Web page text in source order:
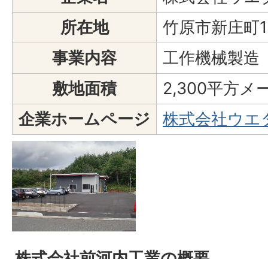
所在地
竹原市新庄町
事業内容
工作機械製造
敷地面積
2,300平方メ
企業ホームページ
株式会社ウエ